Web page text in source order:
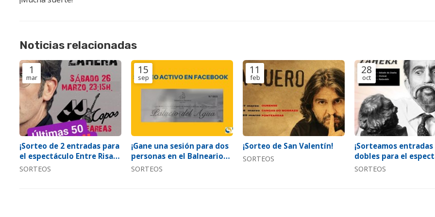
Noticias relacionadas
1
mar
¡Sorteo de 2 entradas para
el espectáculo Entre Risas
con Luís Zahera!
SORTEOS
15
sep
¡Gane una sesión para dos
personas en el Balneario
de Mondariz!
SORTEOS
11
feb
¡Sorteo de San Valentín!
SORTEOS
28
oct
¡Sorteamos entradas
dobles para el
de Luis Zahera
SORTEOS